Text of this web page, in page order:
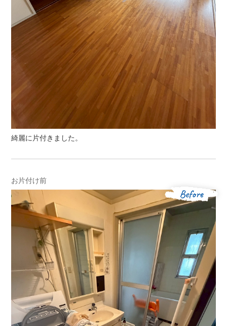
綺麗に片付きました。
お片付け前